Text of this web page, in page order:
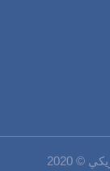
© 2020